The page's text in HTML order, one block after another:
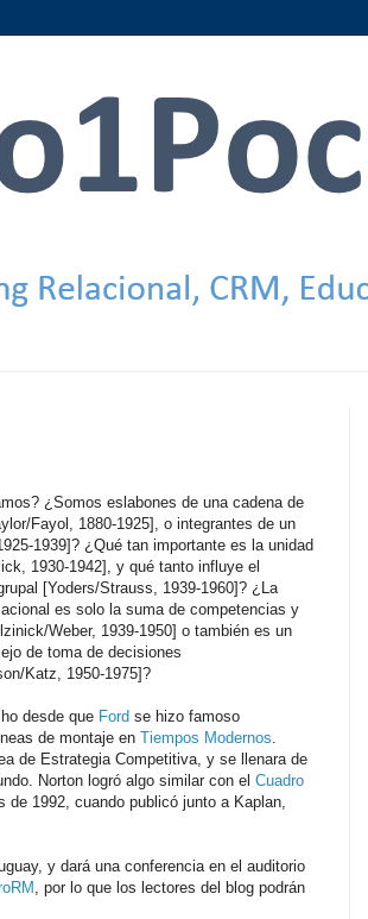
¿Somos eslabones de una cadena de
Fayol, 1880-1925], o integrantes de un
1939]? ¿Qué tan importante es la unidad
1930-1942], y qué tanto influye el
[Yoders/Strauss, 1939-1960]? ¿La
es solo la suma de competencias y
Weber, 1939-1950] o también es un
de toma de decisiones
Katz, 1950-1975]?
desde que Ford se hizo famoso
de montaje en Tiempos Modernos
de Estrategia Competitiva, y se llenara de
Norton logró algo similar con el Cuadro
de 1992, cuando publicó junto a Kaplan,
y dará una conferencia en el auditorio
, por lo que los lectores del blog podrán